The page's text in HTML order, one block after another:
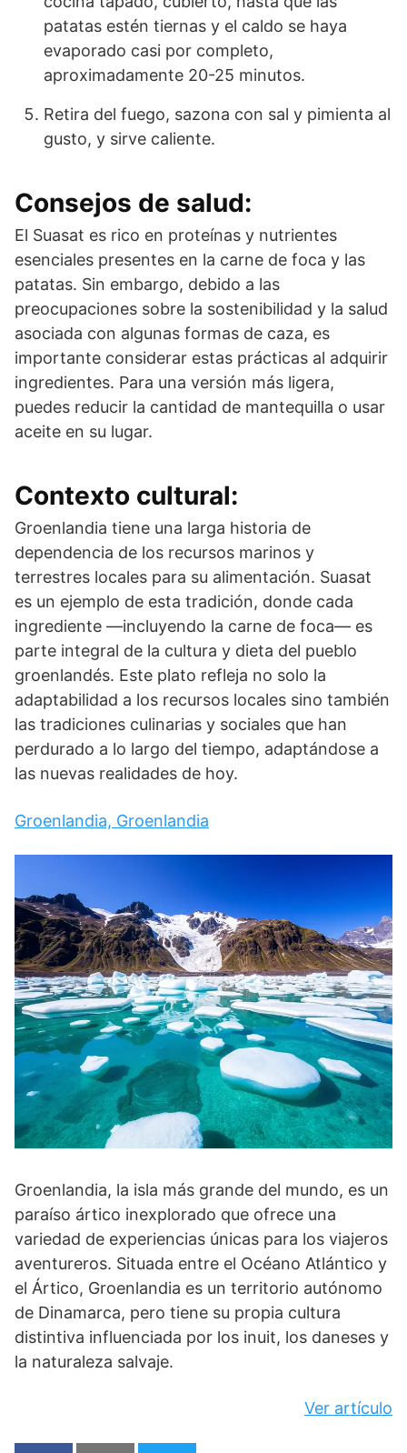
patatas estén tiernas y el caldo se haya
evaporado casi por completo,
aproximadamente 20-25 minutos.
Retira del fuego, sazona con sal y pimienta al
gusto, y sirve caliente.
Consejos de salud:
El Suasat es rico en proteínas y nutrientes
esenciales presentes en la carne de foca y las
patatas. Sin embargo, debido a las
preocupaciones sobre la sostenibilidad y la salud
asociada con algunas formas de caza, es
importante considerar estas prácticas al adquirir
ingredientes. Para una versión más ligera,
puedes reducir la cantidad de mantequilla o usar
aceite en su lugar.
Contexto cultural:
Groenlandia tiene una larga historia de
dependencia de los recursos marinos y
terrestres locales para su alimentación. Suasat
es un ejemplo de esta tradición, donde cada
ingrediente —incluyendo la carne de foca— es
parte integral de la cultura y dieta del pueblo
groenlandés. Este plato refleja no solo la
adaptabilidad a los recursos locales sino también
las tradiciones culinarias y sociales que han
perdurado a lo largo del tiempo, adaptándose a
las nuevas realidades de hoy.
Groenlandia, Groenlandia
Groenlandia, la isla más grande del mundo, es un
paraíso ártico inexplorado que ofrece una
variedad de experiencias únicas para los viajeros
aventureros. Situada entre el Océano Atlántico y
el Ártico, Groenlandia es un territorio autónomo
de Dinamarca, pero tiene su propia cultura
distintiva influenciada por los inuit, los daneses y
la naturaleza salvaje.
Ver artículo